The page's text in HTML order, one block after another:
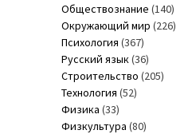
Обществознание (140)
Окружающий мир (226)
Психология (367)
Русский язык(36)
Строительство (205)
Технология (52)
Физика (33)
Физкультура (80)